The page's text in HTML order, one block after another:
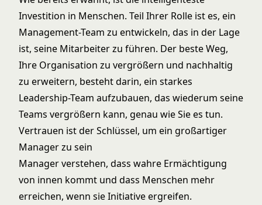
Investition in Menschen. Teil Ihrer Rolle ist es, ein
Management-Team zu entwickeln, das in der Lage
ist, seine Mitarbeiter zu führen. Der beste Weg,
Ihre Organisation zu vergrößern und nachhaltig
zu erweitern, besteht darin, ein starkes
Leadership-Team aufzubauen, das wiederum seine
Teams vergrößern kann, genau wie Sie es tun.
Vertrauen ist der Schlüssel, um ein großartiger
Manager zu sein
Manager verstehen, dass wahre Ermächtigung
von innen kommt und dass Menschen mehr
erreichen, wenn sie Initiative ergreifen.